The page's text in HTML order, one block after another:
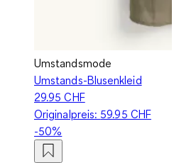
Umstandsmode
Umstands-Blusenkleid
29.95 CHF
Originalpreis: 59.95 CHF
-50%